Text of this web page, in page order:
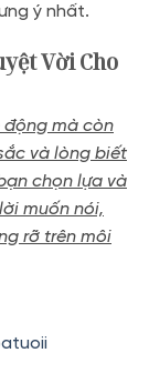
ý nhất.
Vời Cho
động mà còn
và lòng biết
chọn lựa và
muốn nói,
rỡ trên môi